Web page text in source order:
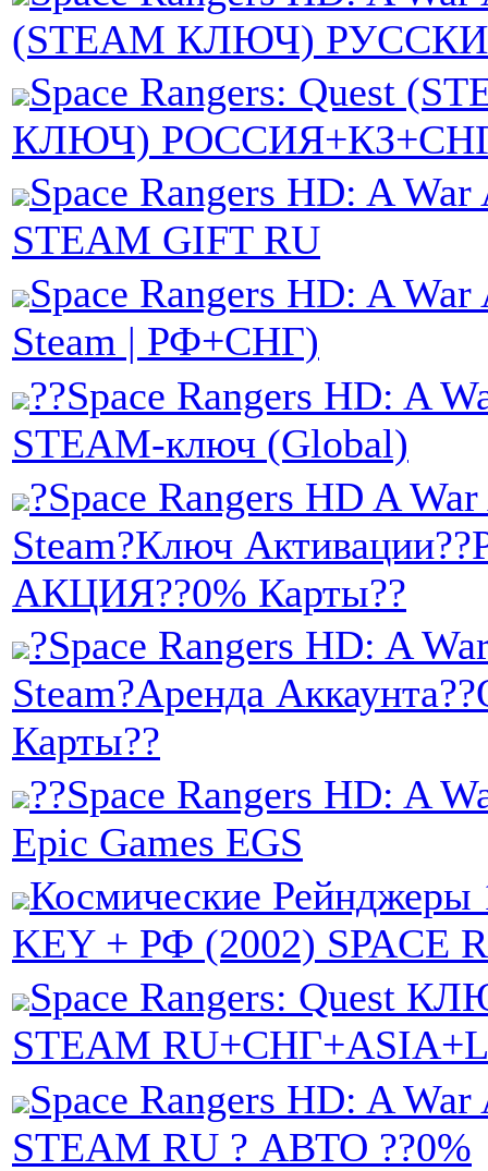
(STEAM КЛЮЧ)
Space Rangers: Quest
КЛЮЧ)
Space Rangers HD: A War
STEAM GIFT RU
Space Rangers HD: A
Steam | РФ+СНГ)
??Space Rangers HD: A
STEAM-ключ (Global)
?Space Rangers HD A
Steam?Ключ
АКЦИЯ??0% Карты??
?Space Rangers HD: A
Steam?Аренда
Карты??
??Space Rangers HD: A
Epic Games EGS
Космические
KEY + РФ (2002) SPACE
Space Rangers: Quest
STEAM
Space Rangers HD: A
STEAM RU ? АВТО ??0%